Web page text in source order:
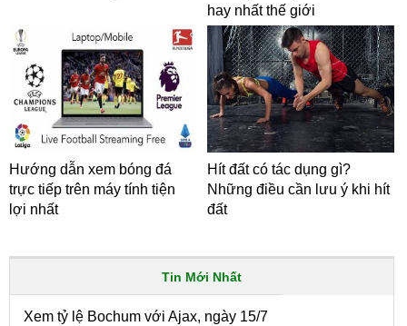
hay nhất thế giới
Hướng dẫn xem bóng đá
trực tiếp trên máy tính tiện
lợi nhất
Hít đất có tác dụng gì?
Những điều cần lưu ý khi hít
đất
Tin Mới Nhất
Xem tỷ lệ Bochum với Ajax, ngày 15/7